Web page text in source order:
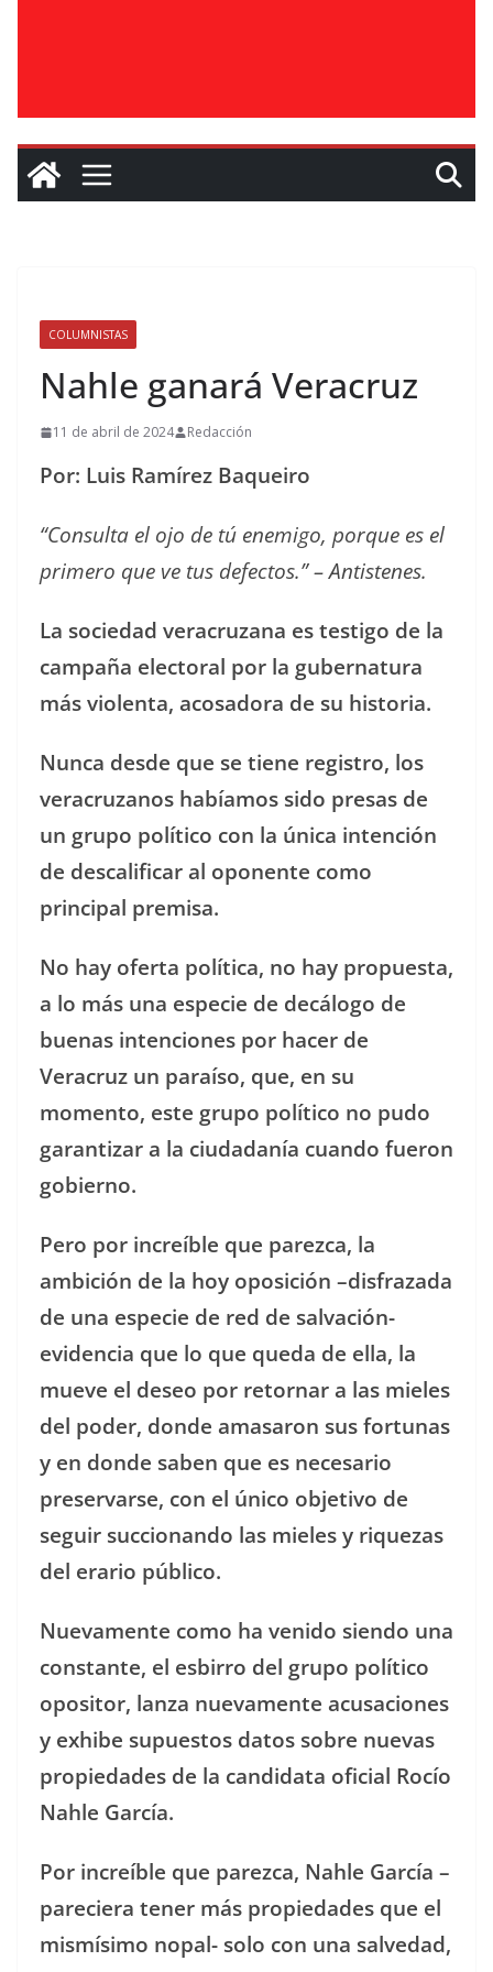
COLUMNISTAS
Nahle ganará Veracruz
11 de abril de 2024 Redacción
Por: Luis Ramírez Baqueiro
“Consulta el ojo de tú enemigo, porque es el
primero que ve tus defectos.” – Antistenes.
La sociedad veracruzana es testigo de la
campaña electoral por la gubernatura
más violenta, acosadora de su historia.
Nunca desde que se tiene registro, los
veracruzanos habíamos sido presas de
un grupo político con la única intención
de descalificar al oponente como
principal premisa.
No hay oferta política, no hay propuesta,
a lo más una especie de decálogo de
buenas intenciones por hacer de
Veracruz un paraíso, que, en su
momento, este grupo político no pudo
garantizar a la ciudadanía cuando fueron
gobierno.
Pero por increíble que parezca, la
ambición de la hoy oposición –disfrazada
de una especie de red de salvación-
evidencia que lo que queda de ella, la
mueve el deseo por retornar a las mieles
del poder, donde amasaron sus fortunas
y en donde saben que es necesario
preservarse, con el único objetivo de
seguir succionando las mieles y riquezas
del erario público.
Nuevamente como ha venido siendo una
constante, el esbirro del grupo político
opositor, lanza nuevamente acusaciones
y exhibe supuestos datos sobre nuevas
propiedades de la candidata oficial Rocío
Nahle García.
Por increíble que parezca, Nahle García –
pareciera tener más propiedades que el
mismísimo nopal- solo con una salvedad,